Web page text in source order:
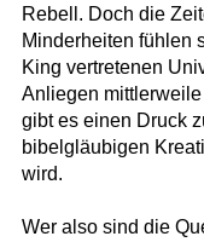
Rebell. Doch die
Minderheiten fühlen
King vertretenen
Anliegen
gibt es einen Druck
bibelgläubigen
wird.
Wer also sind die